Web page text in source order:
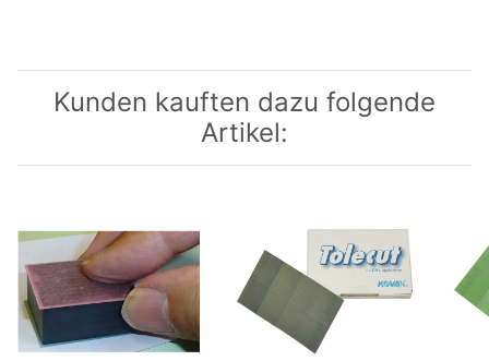
Kunden kauften dazu folgende
Artikel: